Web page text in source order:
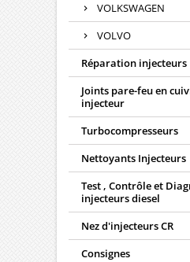
VOLKSWAGEN
VOLVO
Réparation injecteurs
Joints pare-feu en
injecteur
Turbocompresseurs
Nettoyants Injecteurs
Test , Contrôle et
injecteurs diesel
Nez d'injecteurs CR
Consignes